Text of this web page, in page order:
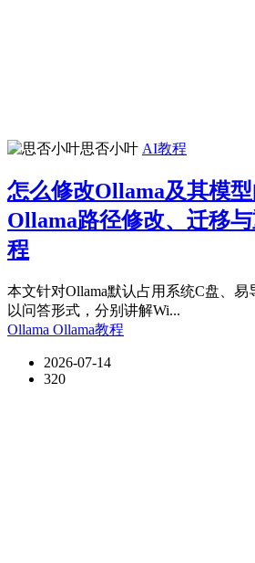
思否小叶 AI教程
怎么修改Ollama及其模
Ollama路径修改、迁移
程
本文针对Ollama默认占用系统C盘、易
以问答形式，分别讲解Wi...
Ollama Ollama教程
2026-07-14
320